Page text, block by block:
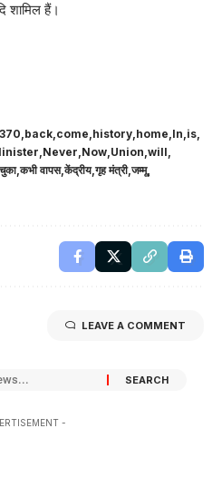
शामिल हैं।
back come history home In is
Never Now Union will
कभी वापस केंद्रीय गृह मंत्री जम्मू
LEAVE A COMMENT
-